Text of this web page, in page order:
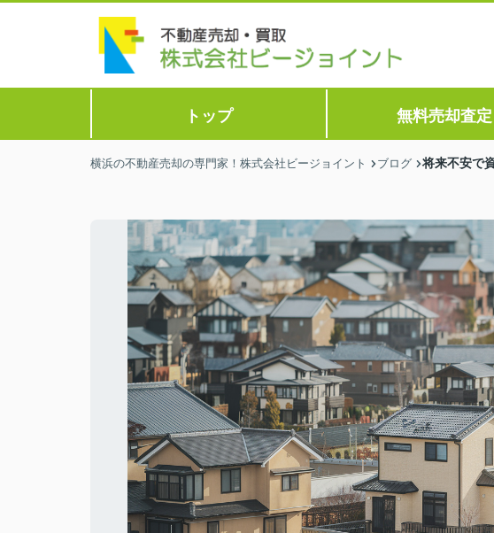
トップ 無料売却査定
横浜の不動産売却の専門家！株式会社ビージョイント ブログ 将来不安で